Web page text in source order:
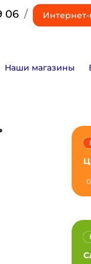
06 / Интернет-
Наши магазины